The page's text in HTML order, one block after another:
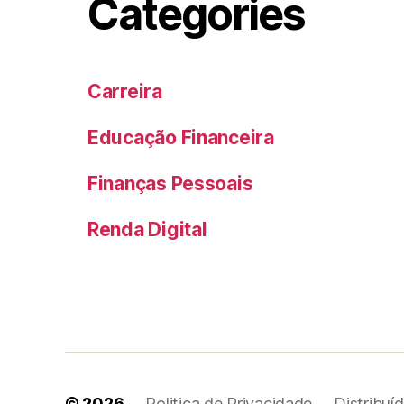
Categories
Carreira
Educação Financeira
Finanças Pessoais
Renda Digital